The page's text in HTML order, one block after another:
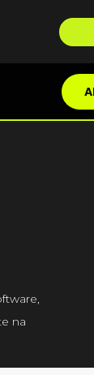
na